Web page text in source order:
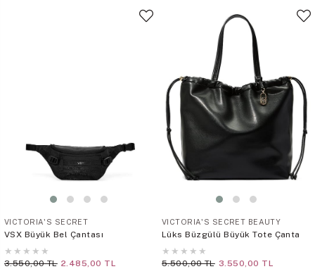
VICTORIA'S SECRET
VSX Büyük Bel Çantası
★ ★ ★ ★ ★
3.550,00 TL 2.485,00 TL
VICTORIA'S SECRET BEAUTY
Lüks Büzgülü Büyük Tote Çanta
★ ★ ★ ★ ★
5.500,00 TL 3.550,00 TL